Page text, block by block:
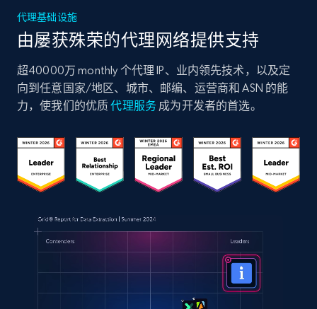
代理基础设施
由屡获殊荣的代理网络提供支持
超40000万 monthly 个代理 IP、业内领先技术，以及定
向到任意国家/地区、城市、邮编、运营商和 ASN 的能
力，使我们的优质代理服务 成为开发者的首选。